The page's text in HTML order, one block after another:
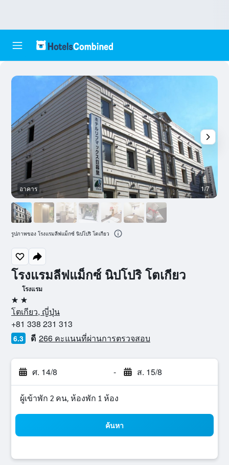
โรงแรมลีฟแม็กซ์ นิปโปริ โตเกียว
โรงแรม
2 ดาว
โตเกียว, ญี่ปุ่น
+81 338 231 313
6.3 ดี 266 คะแนนที่ผ่านการตรวจสอบ
ศ. 14/8 - ส. 15/8
ผู้เข้าพัก 2 คน, ห้องพัก 1 ห้อง
ค้นหา
อาคาร 1/7
รูปภาพของ โรงแรมลีฟแม็กซ์ นิปโปริ โตเกียว